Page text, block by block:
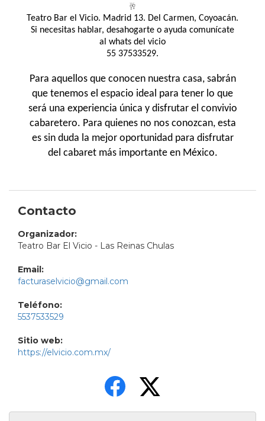
🥂
Teatro Bar el Vicio. Madrid 13. Del Carmen, Coyoacán.
Si necesitas hablar, desahogarte o ayuda comunícate
al whats del vicio
55 37533529.
Para aquellos que conocen nuestra casa, sabrán
que tenemos el espacio ideal para tener lo que
será una experiencia única y disfrutar el convivio
cabaretero. Para quienes no nos conozcan, esta
es sin duda la mejor oportunidad para disfrutar
del cabaret más importante en México.
Contacto
Organizador:
Teatro Bar El Vicio - Las Reinas Chulas
Email:
facturaselvicio@gmail.com
Teléfono:
5537533529
Sitio web:
https://elvicio.com.mx/